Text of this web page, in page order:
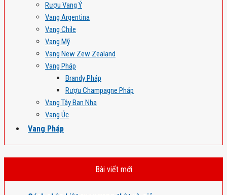
Rượu Vang Ý
Vang Argentina
Vang Chile
Vang Mỹ
Vang New Zew Zealand
Vang Pháp
Brandy Pháp
Rượu Champagne Pháp
Vang Tây Ban Nha
Vang Úc
Vang Pháp
Bài viết mới